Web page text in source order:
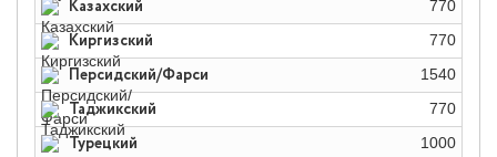
Казахский 770
Киргизский 770
Персидский/Фарси 1540
Таджикский 770
Турецкий 1000